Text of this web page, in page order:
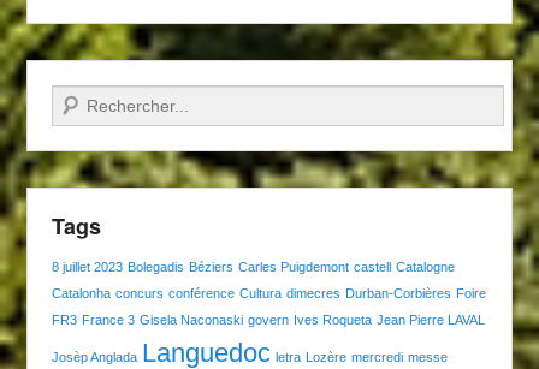
Recherche
Tags
8 juillet 2023 Bolegadis Béziers Carles Puigdemont castell Catalogne
Catalonha concurs conférence Cultura dimecres Durban-Corbières Foire
FR3 France 3 Gisela Naconaski govern Ives Roqueta Jean Pierre LAVAL
Josèp Anglada Languedoc letra Lozère mercredi messe